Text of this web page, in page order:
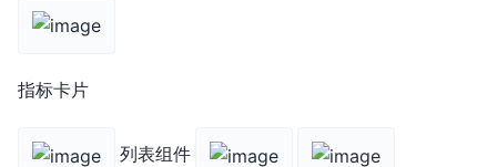
指标卡片
列表组件